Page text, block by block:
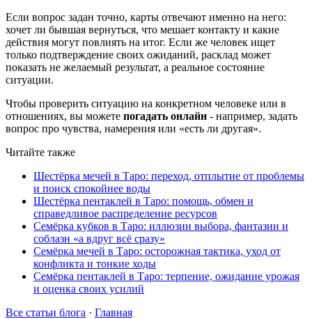
Если вопрос задан точно, карты отвечают именно на него:
хочет ли бывшая вернуться, что мешает контакту и какие
действия могут повлиять на итог. Если же человек ищет
только подтверждение своих ожиданий, расклад может
показать не желаемый результат, а реальное состояние
ситуации.
Чтобы проверить ситуацию на конкретном человеке или в
отношениях, вы можете погадать онлайн - например, задать
вопрос про чувства, намерения или «есть ли другая».
Читайте также
Шестёрка мечей в Таро: переход, отплытие от проблемы
и поиск спокойнее воды
Шестёрка пентаклей в Таро: помощь, обмен и
справедливое распределение ресурсов
Семёрка кубков в Таро: иллюзии выбора, фантазии и
соблазн «а вдруг всё сразу»
Семёрка мечей в Таро: осторожная тактика, уход от
конфликта и тонкие ходы
Семёрка пентаклей в Таро: терпение, ожидание урожая
и оценка своих усилий
Все статьи блога · Главная